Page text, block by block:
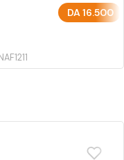
DA16.500